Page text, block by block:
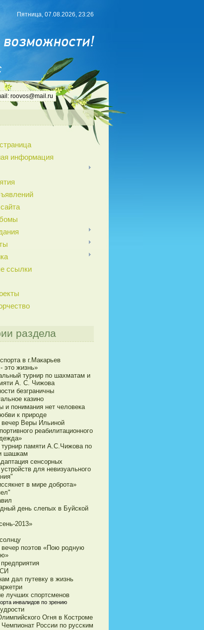
Пятница, 07.08.2026, 23:26
roovos@mail.ru
информация
ссылки
раздела
в г.Макарьев
это жизнь»
турнир по шахматам и
А. С. Чижова
безграничны
казино
и понимания нет человека
к природе
вечер Веры Ильиной
реабилитационного
памяти А.С.Чижова по
шашкам
сенсорных
для невизуального
в мире доброта»
день слепых в Буйской
2013»
вечер поэтов «Пою родную
дал путевку в жизнь
лучших спортсменов
инвалидов по зрению
Огня в Костроме
России по русским